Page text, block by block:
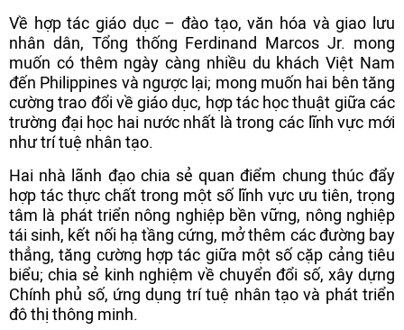
Về hợp tác giáo dục – đào tạo, văn hóa và giao lưu
nhân dân, Tổng thống Ferdinand Marcos Jr. mong
muốn có thêm ngày càng nhiều du khách Việt Nam
đến Philippines và ngược lại; mong muốn hai bên tăng
cường trao đổi về giáo dục, hợp tác học thuật giữa các
trường đại học hai nước nhất là trong các lĩnh vực mới
như trí tuệ nhân tạo.
Hai nhà lãnh đạo chia sẻ quan điểm chung thúc đẩy
hợp tác thực chất trong một số lĩnh vực ưu tiên, trọng
tâm là phát triển nông nghiệp bền vững, nông nghiệp
tái sinh, kết nối hạ tầng cứng, mở thêm các đường bay
thẳng, tăng cường hợp tác giữa một số cặp cảng tiêu
biểu; chia sẻ kinh nghiệm về chuyển đổi số, xây dựng
Chính phủ số, ứng dụng trí tuệ nhân tạo và phát triển
đô thị thông minh.